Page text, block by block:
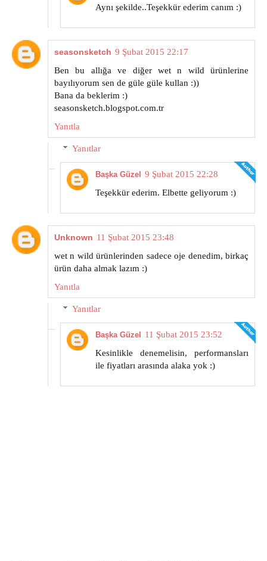
Aynı şekilde..Teşekkür ederim canım :)
seasonsketch 9 Şubat 2015 22:17
Ben bu allığa ve diğer wet n wild ürünlerine
bayılıyorum sen de güle güle kullan :))
Bana da beklerim :)
seasonsketch.blogspot.com.tr
Yanıtla
Yanıtlar
Başka Güzel
9 Şubat 2015 22:28
Teşekkür ederim. Elbette geliyorum :)
Unknown 11 Şubat 2015 23:48
wet n wild ürünlerinden sadece oje denedim, birkaç
ürün daha almak lazım :)
Yanıtla
Yanıtlar
Başka Güzel
11 Şubat 2015 23:52
Kesinlikle denemelisin, performansları
ile fiyatları arasında alaka yok :)